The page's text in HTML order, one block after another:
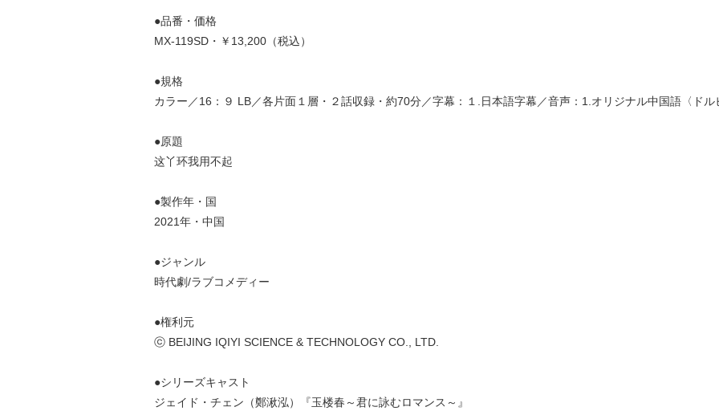
●品番・価格
MX-119SD・￥13,200（税込）
●規格
カラー／16：９ LB／各片面１層・２話収録・約70分／字幕：１.日本語字幕／音声：1.オリジナル中国語〈ドル
●原題
这丫环我用不起
●製作年・国
2021年・中国
●ジャンル
時代劇/ラブコメディー
●権利元
ⓒ BEIJING IQIYI SCIENCE & TECHNOLOGY CO., LTD.
●シリーズキャスト
ジェイド・チェン（鄭湫泓）『玉楼春～君に詠むロマンス～』